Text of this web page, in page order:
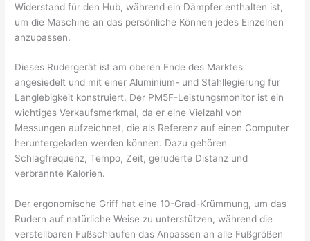
Widerstand für den Hub, während ein Dämpfer enthalten ist,
um die Maschine an das persönliche Können jedes Einzelnen
anzupassen.
Dieses Rudergerät ist am oberen Ende des Marktes
angesiedelt und mit einer Aluminium- und Stahllegierung für
Langlebigkeit konstruiert. Der PM5F-Leistungsmonitor ist ein
wichtiges Verkaufsmerkmal, da er eine Vielzahl von
Messungen aufzeichnet, die als Referenz auf einen Computer
heruntergeladen werden können. Dazu gehören
Schlagfrequenz, Tempo, Zeit, geruderte Distanz und
verbrannte Kalorien.
Der ergonomische Griff hat eine 10-Grad-Krümmung, um das
Rudern auf natürliche Weise zu unterstützen, während die
verstellbaren Fußschlaufen das Anpassen an alle Fußgrößen